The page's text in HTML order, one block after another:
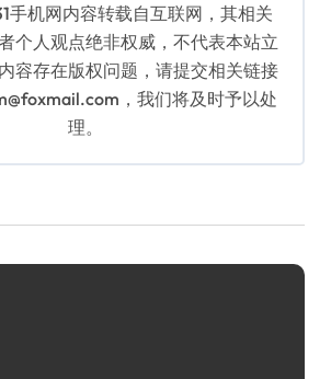
手机网内容转载自互联网，其相关
个人观点绝非权威，不代表本站立
容存在版权问题，请提交相关链接
，我们将及时予以处
理。